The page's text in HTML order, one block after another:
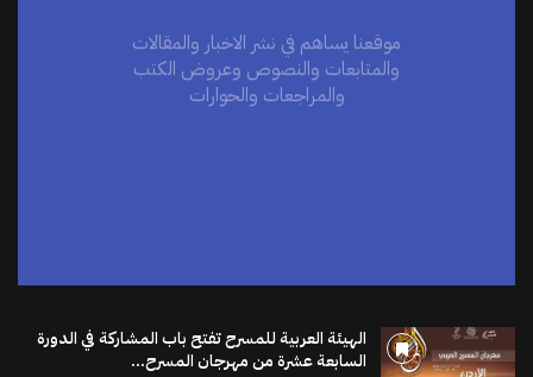
والمتابعات والنصوص وعروض الكتب
والمراجعات والحوارات
الهيئة العربية للمسرح تفتح باب المشاركة في الدورة
السابعة عشرة من مهرجان المسرح...